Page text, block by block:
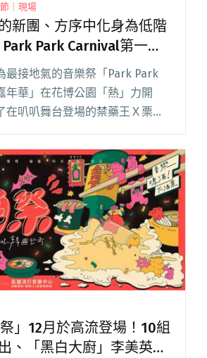
｜現場
新團、方序中化身為低階
Park Carnival第一
過演出！
最接地氣的音樂祭「Park Park
年華」在花博公園「熱」力開
在叭叭舞台登場的禁藥王Ｘ栗子
The Crane、wannasleep 及 Leo
論是搖滾或嘻哈閱讀全文 "五五
方序中化身為低階９⋯⋯2023
第一天，你可能錯過演出！"
」12月於高流登場！10組
、「黑白大廚」李美英將